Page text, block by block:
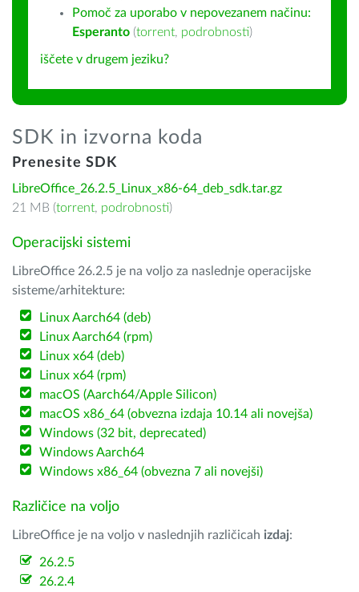
Pomoč za uporabo v nepovezanem načinu:
Esperanto (torrent, podrobnosti)
iščete v drugem jeziku?
SDK in izvorna koda
Prenesite SDK
LibreOffice_26.2.5_Linux_x86-64_deb_sdk.tar.gz
21 MB (torrent, podrobnosti)
Operacijski sistemi
LibreOffice 26.2.5 je na voljo za naslednje operacijske
sisteme/arhitekture:
Linux Aarch64 (deb)
Linux Aarch64 (rpm)
Linux x64 (deb)
Linux x64 (rpm)
macOS (Aarch64/Apple Silicon)
macOS x86_64 (obvezna izdaja 10.14 ali novejša)
Windows (32 bit, deprecated)
Windows Aarch64
Windows x86_64 (obvezna 7 ali novejši)
Različice na voljo
LibreOffice je na voljo v naslednjih različicah izdaj:
26.2.5
26.2.4